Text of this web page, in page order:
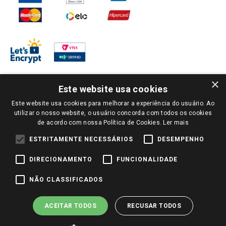
PARA VER OS PREÇOS DA SUA REGIÃO, FAÇA LOGIN E SELECIONE A LOJA DE
SUA PREFERÊNCIA. SOMENTE APÓS O LOGIN, OS PREÇOS DA SUA REGIÃO OU
LOJA SERÃO CARREGADOS.
TODOS OS PREÇOS E CONDIÇÕES COMERCIAIS DESTE SITE SÃO VÁLIDOS APENAS
PARA COMPRAS REALIZADAS NO GIASSI.COM.BR E NA LOJA SELECIONADA
PREÇOS PARA AS VENDAS ONLINE DIVULGADOS NO SITE PREVALECEM ANTE
COMUNICAÇÃO E SITES DE BUSCAS.
2022 COPYRIGHT - GIASSI SUPERMERCADOS. TODOS OS DIREITOS RESERVADOS.
×
Este website usa cookies
Este website usa cookies para melhorar a experiência do usuário. Ao
utilizar o nosso website, o usuário concorda com todos os cookies
de acordo com nossa Política de Cookies. Ler mais
ESTRITAMENTE NECESSÁRIOS DESEMPENHO
DIRECIONAMENTO FUNCIONALIDADE
NÃO CLASSIFICADOS
ACEITAR TODOS RECUSAR TODOS